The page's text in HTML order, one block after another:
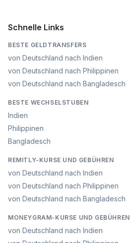
Schnelle Links
BESTE GELDTRANSFERS
von Deutschland nach Indien
von Deutschland nach Philippinen
von Deutschland nach Bangladesch
BESTE WECHSELSTUBEN
Indien
Philippinen
Bangladesch
REMITLY-KURSE UND GEBÜHREN
von Deutschland nach Indien
von Deutschland nach Philippinen
von Deutschland nach Bangladesch
MONEYGRAM-KURSE UND GEBÜHREN
von Deutschland nach Indien